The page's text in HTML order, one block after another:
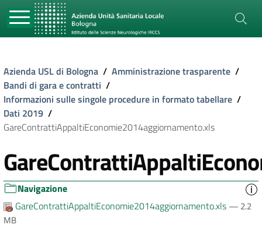
Azienda USL di Bologna / Amministrazione trasparente /
Bandi di gara e contratti /
Informazioni sulle singole procedure in formato tabellare /
Dati 2019 /
GareContrattiAppaltiEconomie2014aggiornamento.xls
Navigazione
GareContrattiAppaltiEconomie2014aggiornamento.xls — 2.2
MB